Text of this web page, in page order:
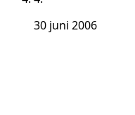
30 juni 2006